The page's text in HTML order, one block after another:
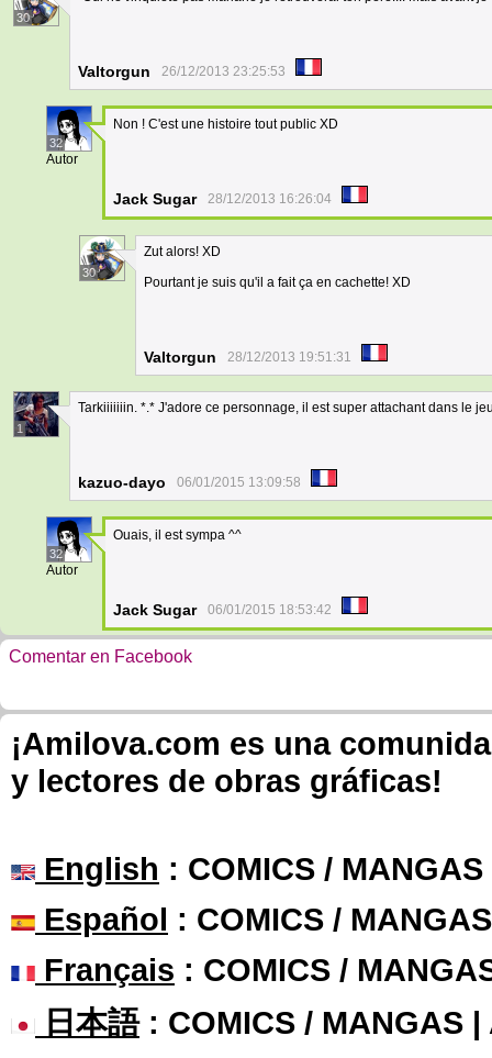
30
Valtorgun 26/12/2013 23:25:53
32
Autor
Non ! C'est une histoire tout public XD
Jack Sugar 28/12/2013 16:26:04
30
Zut alors! XD
Pourtant je suis qu'il a fait ça en cachette! XD
Valtorgun 28/12/2013 19:51:31
1
Tarkiiiiiiin. *.* J'adore ce personnage, il est super attachant dans le
kazuo-dayo 06/01/2015 13:09:58
32
Autor
Ouais, il est sympa ^^
Jack Sugar 06/01/2015 18:53:42
Comentar en Facebook
¡Amilova.com es una
y lectores de obras gráficas!
English : COMICS /
Español : COMICS /
Français : COMICS /
日本語: COMICS / MANGAS |